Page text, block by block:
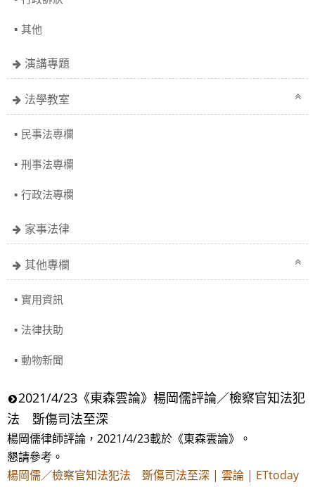
其他
演講專題
法學教室
民事法專欄
刑事法專欄
行政法專欄
家事法律
其他專欄
實用資訊
法律扶助
動物新聞
2021/4/23《東森雲論》楊岡儒評論／檢察官知法犯
法 斲傷司法至深
楊岡儒律師評論，2021/4/23載於《東森雲論》。
懇請參考。
楊岡儒／檢察官知法犯法 斲傷司法至深 | 雲論 | ETtoday